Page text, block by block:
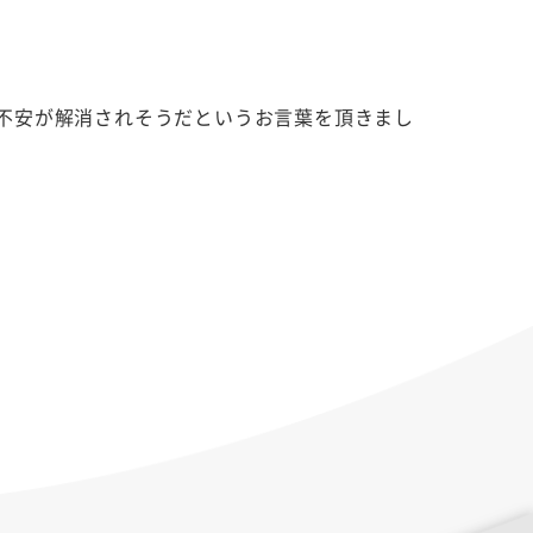
が解消されそうだというお言葉を頂きまし